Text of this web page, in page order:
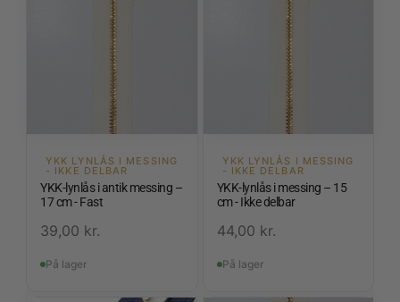
YKK LYNLÅS I MESSING
- IKKE DELBAR
YKK-lynlås i antik messing –
17 cm - Fast
39,00 kr.
På lager
YKK LYNLÅS I MESSING
- IKKE DELBAR
YKK-lynlås i messing – 15
cm - Ikke delbar
44,00 kr.
På lager